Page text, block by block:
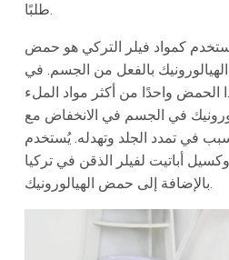
طلبًا.
كمواد فيلر التركي هو حمض
بالفعل من الجسم. في
الحمض واحدًا من أكثر مواد الملء
في الجسم في الانخفاض مع
في تمدد الجلد وتهدله. يُستخدم
أباتيت لفيلر الذقن في تركيا
بالإضافة إلى حمض الهيالورونيك.